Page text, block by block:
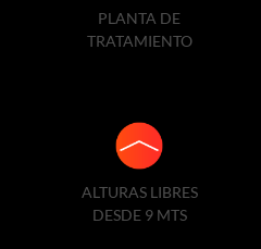
PLANTA DE
TRATAMIENTO
ALTURAS LIBRES
DESDE 9 MTS